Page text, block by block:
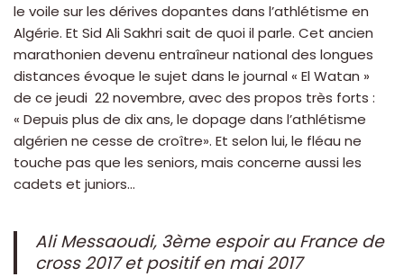
le voile sur les dérives dopantes dans l’athlétisme en
Algérie. Et Sid Ali Sakhri sait de quoi il parle. Cet ancien
marathonien devenu entraîneur national des longues
distances évoque le sujet dans le journal « El Watan »
de ce jeudi 22 novembre, avec des propos très forts :
« Depuis plus de dix ans, le dopage dans l’athlétisme
algérien ne cesse de croître». Et selon lui, le fléau ne
touche pas que les seniors, mais concerne aussi les
cadets et juniors…
Ali Messaoudi, 3ème espoir au France de
cross 2017 et positif en mai 2017